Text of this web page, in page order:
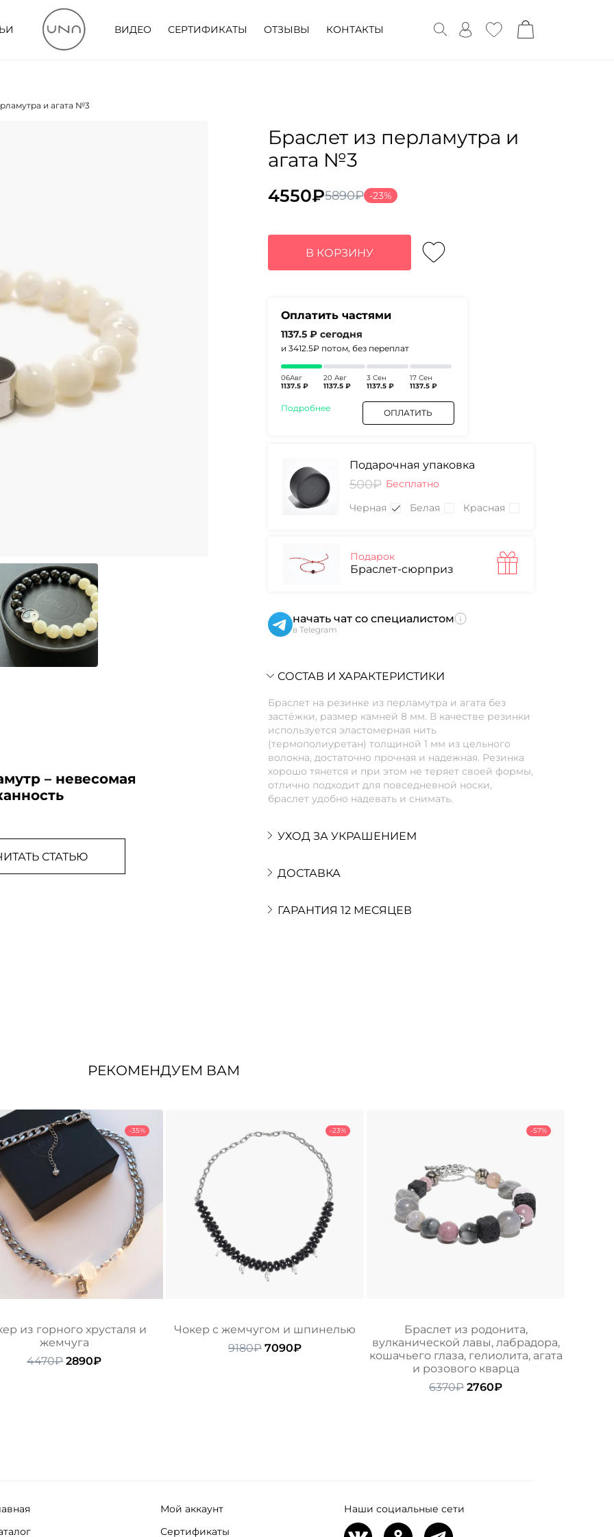
ВИДЕО СЕРТИФИКАТЫ ОТЗЫВЫ КОНТАКТЫ
и агата №3
– невесомая
СТАТЬЮ
Браслет из перламутра и
агата №3
5890₽
Первоначальная
составляла
5890₽.
4550₽
Текущая
4550₽.
-23%
В КОРЗИНУ
Оплатить частями
1137.5 ₽ сегодня
и 3412.5₽ потом, без переплат
06Авг
1137.5 ₽
20 Авг
1137.5 ₽
3 Сен
1137.5 ₽
17 Сен
1137.5 ₽
Подробнее ОПЛАТИТЬ
Подарочная упаковка
500₽ Бесплатно
Черная
Белая Красная
Подарок
Браслет-сюрприз
начать чат со специалистом
в Telegram
СОСТАВ И ХАРАКТЕРИСТИКИ
Браслет на резинке из перламутра и агата без
застёжки, размер камней 8 мм. В качестве резинки
используется эластомерная нить
(термополиуретан) толщиной 1 мм из цельного
волокна, достаточно прочная и надежная. Резинка
хорошо тянется и при этом не теряет своей формы,
отлично подходит для повседневной носки,
браслет удобно надевать и снимать.
УХОД ЗА УКРАШЕНИЕМ
ДОСТАВКА
ГАРАНТИЯ 12 МЕСЯЦЕВ
РЕКОМЕНДУЕМ ВАМ
-35%
из горного хрусталя и
жемчуга
4470₽ Первоначальная
2890₽Текущая
-23%
Чокер с жемчугом и шпинелью
9180₽ Первоначальная
7090₽Текущая
-57%
Браслет из родонита,
вулканической лавы, лабрадора,
кошачьего глаза, гелиолита, агата
и розового кварца
6370₽ Первоначальная
2760₽Текущая
Мой аккаунт
Сертификаты
Наши социальные сети